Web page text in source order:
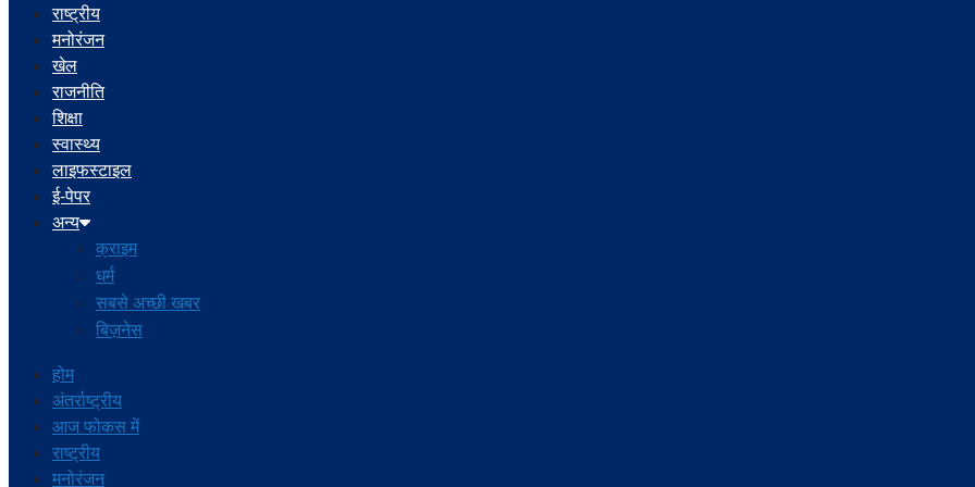
राष्ट्रीय
मनोरंजन
खेल
राजनीति
शिक्षा
स्वास्थ्य
लाइफस्टाइल
ई-पेपर
अन्य
क्राइम
धर्म
सबसे अच्छी खबर
बिज़नेस
होम
अंतर्राष्ट्रीय
आज फोकस में
राष्ट्रीय
मनोरंजन